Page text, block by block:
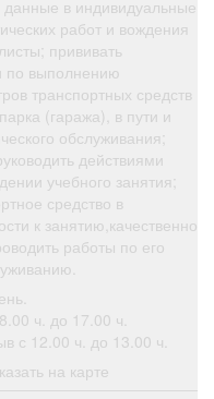
данные в индивидуальные
работ и вождения
прививать
по выполнению
транспортных средств
(гаража), в пути и
обслуживания;
действиями
учебного занятия;
средство в
к занятию,качественно
работы по его
ч. до 17.00 ч.
с 12.00 ч. до 13.00 ч.
на карте